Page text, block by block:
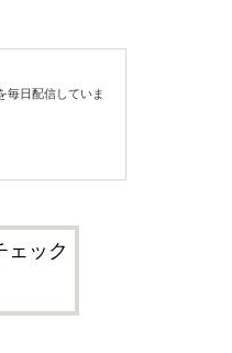
毎日配信していま
ェック